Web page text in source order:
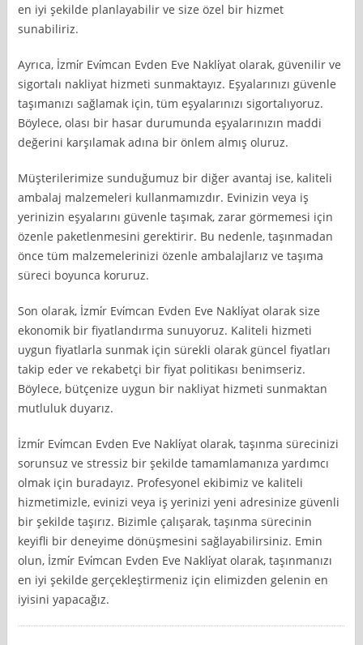
en iyi şekilde planlayabilir ve size özel bir hizmet
sunabiliriz.
Ayrıca, İzmi̇r Evi̇mcan Evden Eve Nakli̇yat olarak, güvenilir ve
sigortalı nakliyat hizmeti sunmaktayız. Eşyalarınızı güvenle
taşımanızı sağlamak için, tüm eşyalarınızı sigortalıyoruz.
Böylece, olası bir hasar durumunda eşyalarınızın maddi
değerini karşılamak adına bir önlem almış oluruz.
Müşterilerimize sunduğumuz bir diğer avantaj ise, kaliteli
ambalaj malzemeleri kullanmamızdır. Evinizin veya iş
yerinizin eşyalarını güvenle taşımak, zarar görmemesi için
özenle paketlenmesini gerektirir. Bu nedenle, taşınmadan
önce tüm malzemelerinizi özenle ambalajlarız ve taşıma
süreci boyunca koruruz.
Son olarak, İzmi̇r Evi̇mcan Evden Eve Nakli̇yat olarak size
ekonomik bir fiyatlandırma sunuyoruz. Kaliteli hizmeti
uygun fiyatlarla sunmak için sürekli olarak güncel fiyatları
takip eder ve rekabetçi bir fiyat politikası benimseriz.
Böylece, bütçenize uygun bir nakliyat hizmeti sunmaktan
mutluluk duyarız.
İzmi̇r Evi̇mcan Evden Eve Nakli̇yat olarak, taşınma sürecinizi
sorunsuz ve stressiz bir şekilde tamamlamanıza yardımcı
olmak için buradayız. Profesyonel ekibimiz ve kaliteli
hizmetimizle, evinizi veya iş yerinizi yeni adresinize güvenli
bir şekilde taşırız. Bizimle çalışarak, taşınma sürecinin
keyifli bir deneyime dönüşmesini sağlayabilirsiniz. Emin
olun, İzmi̇r Evi̇mcan Evden Eve Nakli̇yat olarak, taşınmanızı
en iyi şekilde gerçekleştirmeniz için elimizden gelenin en
iyisini yapacağız.